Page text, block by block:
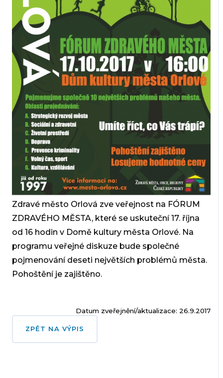
Zdravé město Orlová zve veřejnost na FÓRUM
ZDRAVÉHO MĚSTA, které se uskuteční 17. října
od 16 hodin v Domě kultury města Orlové. Na
programu veřejné diskuze bude společné
pojmenování deseti největších problémů města.
Pohoštění je zajištěno.
Datum zveřejnění/aktualizace: 26.9.2017
ZPĚT NA VÝPIS